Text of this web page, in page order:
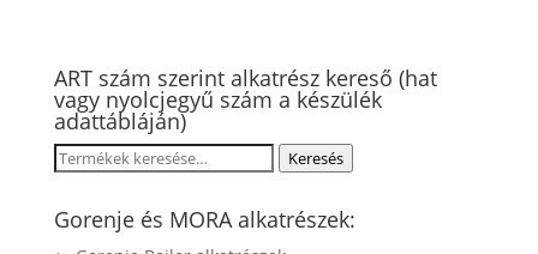
ART szám szerint alkatrész kereső (hat
vagy nyolcjegyű szám a készülék
adattábláján)
Keresés
következőre:
Keresés
Gorenje és MORA alkatrészek: